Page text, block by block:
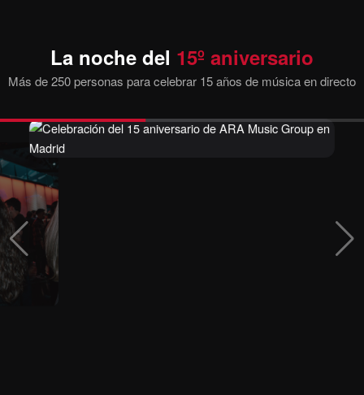
La noche del 15º aniversario
Más de 250 personas para celebrar 15 años de música en directo